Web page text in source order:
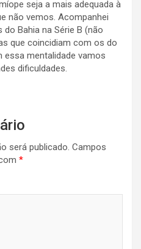
seja a mais adequada à
não vemos. Acompanhei
do Bahia na Série B (não
que coincidiam com os do
essa mentalidade vamos
dificuldades.
será publicado. Campos
*